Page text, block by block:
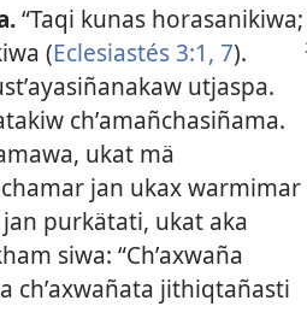
“Taqi kunas horasanikiwa;
(Eclesiastés 3:1, 7).
utjaspa.
chʼamañchasiñama.
ukat mä
jan ukax warmimar
purkätati, ukat aka
siwa: “Chʼaxwaña
chʼaxwañata jithiqtañasti